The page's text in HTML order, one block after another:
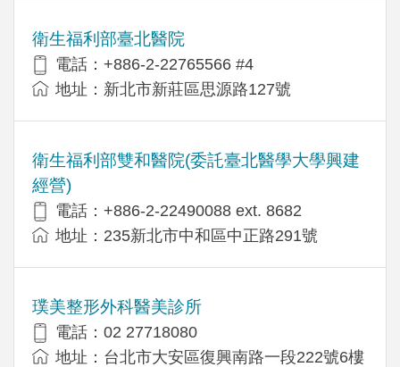
衛生福利部臺北醫院
電話：+886-2-22765566 #4
地址：新北市新莊區思源路127號
衛生福利部雙和醫院(委託臺北醫學大學興建
經營)
電話：+​886-2-22490088 ext. 8682
地址：​235新北市中和區中正路291號
璞美整形外科醫美診所
電話：02 27718080
地址：台北市大安區復興南路一段222號6樓